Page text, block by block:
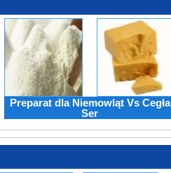
Preparat dla Niemowląt Vs Cegła
Ser